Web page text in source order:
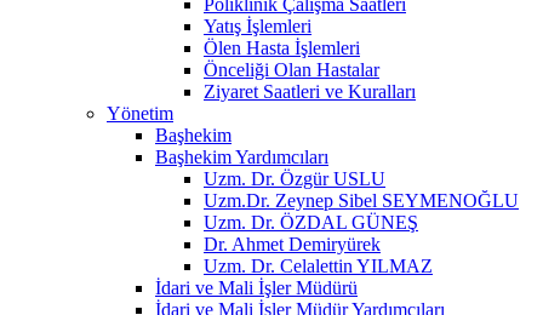
Yatış İşlemleri
Ölen Hasta İşlemleri
Önceliği Olan Hastalar
Ziyaret Saatleri ve Kuralları
Yönetim
Başhekim
Başhekim Yardımcıları
Uzm. Dr. Özgür USLU
Uzm.Dr. Zeynep Sibel SEYMENOĞLU
Uzm. Dr. ÖZDAL GÜNEŞ
Dr. Ahmet Demiryürek
Uzm. Dr. Celalettin YILMAZ
İdari ve Mali İşler Müdürü
İdari ve Mali İşler Müdür Yardımcıları